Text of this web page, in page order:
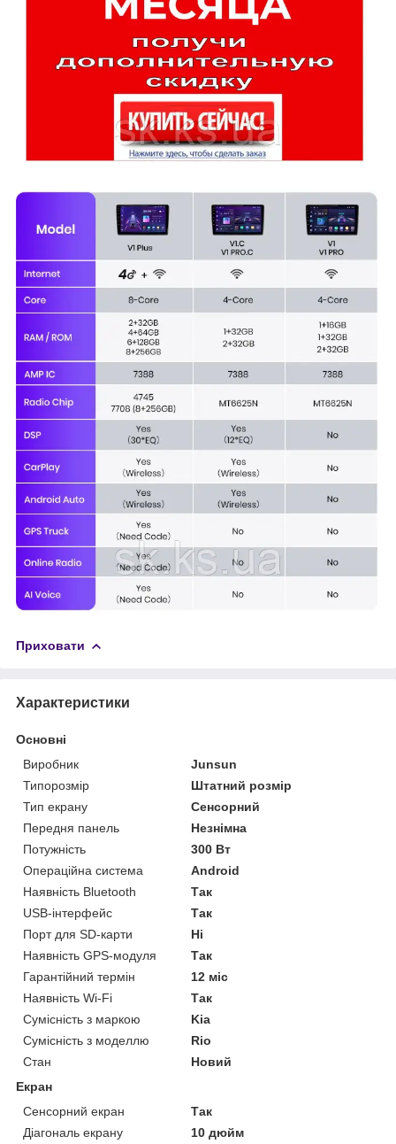
Приховати
Характеристики
Основні
Виробник
Junsun
Типорозмір
Штатний розмір
Тип екрану
Сенсорний
Передня панель
Незнімна
Потужність
300 Вт
Операційна система
Android
Наявність Bluetooth
Так
USB-інтерфейс
Так
Порт для SD-карти
Ні
Наявність GPS-модуля
Так
Гарантійний термін
12 міс
Наявність Wi-Fi
Так
Сумісність з маркою
Kia
Сумісність з моделлю
Rio
Стан
Новий
Екран
Сенсорний екран
Так
Діагональ екрану
10 дюйм